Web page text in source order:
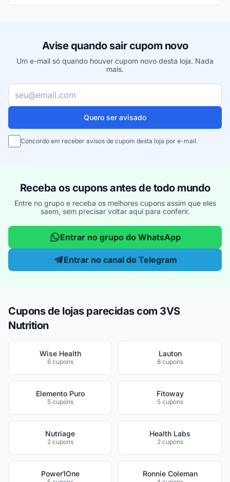
Avise quando sair cupom novo
Um e-mail só quando houver cupom novo desta loja. Nada
mais.
Seu e-mail
Quero ser avisado
Concordo em receber avisos de cupom desta loja por e-mail.
Receba os cupons antes de todo mundo
Entre no grupo e receba os melhores cupons assim que eles
saem, sem precisar voltar aqui para conferir.
Entrar no grupo do WhatsApp
Entrar no canal do Telegram
Cupons de lojas parecidas com 3VS
Nutrition
Wise Health
6 cupons
Lauton
8 cupons
Elemento Puro
5 cupons
Fitoway
5 cupons
Nutriage
2 cupons
Health Labs
2 cupons
Power1One Ronnie Coleman